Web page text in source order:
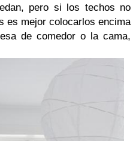
pero si los techos no
es mejor colocarlos encima
de comedor o la cama,